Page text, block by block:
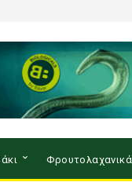
Φρουτολαχανικά